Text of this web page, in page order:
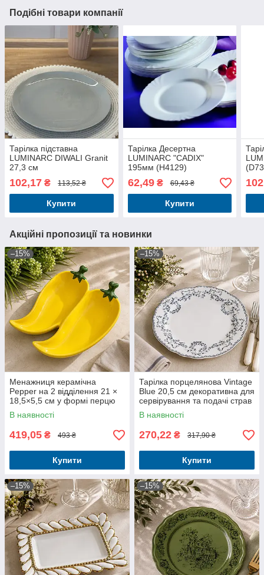
Подібні товари компанії
Тарілка підставна
LUMINARC DIWALI Granit
27,3 см
102,17 ₴ 113,52 ₴
Купити
Тарілка Десертна
LUMINARC "CADIX"
195мм (H4129)
62,49₴ 69,43 ₴
Купити
Акційні пропозиції та новинки
–15%
Менажниця керамічна
Pepper на 2 відділення 21 ×
18,5×5,5 см у формі перцю
В наявності
419,05 ₴ 493 ₴
Купити
–15%
Тарілка порцелянова Vintage
Blue 20,5 см декоративна для
сервірування та подачі страв
В наявності
270,22 ₴ 317,90 ₴
Купити
–15% –15%